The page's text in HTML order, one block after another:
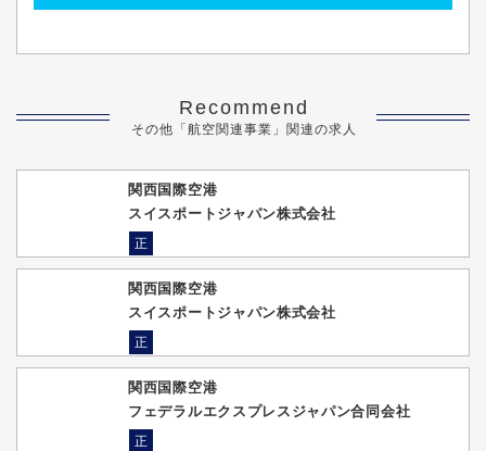
Recommend
その他「航空関連事業」関連の求人
関西国際空港
スイスポートジャパン株式会社
正
関西国際空港
スイスポートジャパン株式会社
正
関西国際空港
フェデラルエクスプレスジャパン合同会社
正